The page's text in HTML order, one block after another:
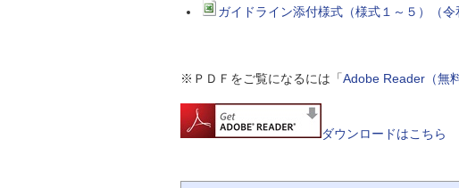
ガイドライン添付様式（様式１～５）（
※ＰＤＦをご覧になるには「Adobe Reader（無料
ダウンロードはこちら